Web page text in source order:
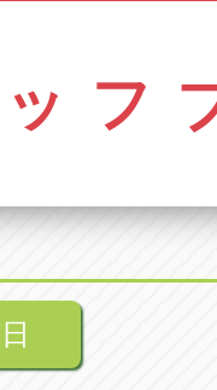
アップル
0561-84-
アップル
井町4-43-1
央店
池町29-1
店
フ